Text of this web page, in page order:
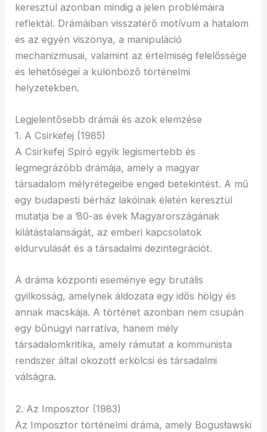
keresztül azonban mindig a jelen problémáira
reflektál. Drámáiban visszatérő motívum a hatalom
és az egyén viszonya, a manipuláció
mechanizmusai, valamint az értelmiség felelőssége
és lehetőségei a különböző történelmi
helyzetekben.
Legjelentősebb drámái és azok elemzése
1. A Csirkefej (1985)
A Csirkefej Spiró egyik legismertebb és
legmegrázóbb drámája, amely a magyar
társadalom mélyrétegeibe enged betekintést. A mű
egy budapesti bérház lakóinak életén keresztül
mutatja be a ’80-as évek Magyarországának
kilátástalanságát, az emberi kapcsolatok
eldurvulását és a társadalmi dezintegrációt.
A dráma központi eseménye egy brutális
gyilkosság, amelynek áldozata egy idős hölgy és
annak macskája. A történet azonban nem csupán
egy bűnügyi narratíva, hanem mély
társadalomkritika, amely rámutat a kommunista
rendszer által okozott erkölcsi és társadalmi
válságra.
2. Az Imposztor (1983)
Az Imposztor történelmi dráma, amely Bogusławski